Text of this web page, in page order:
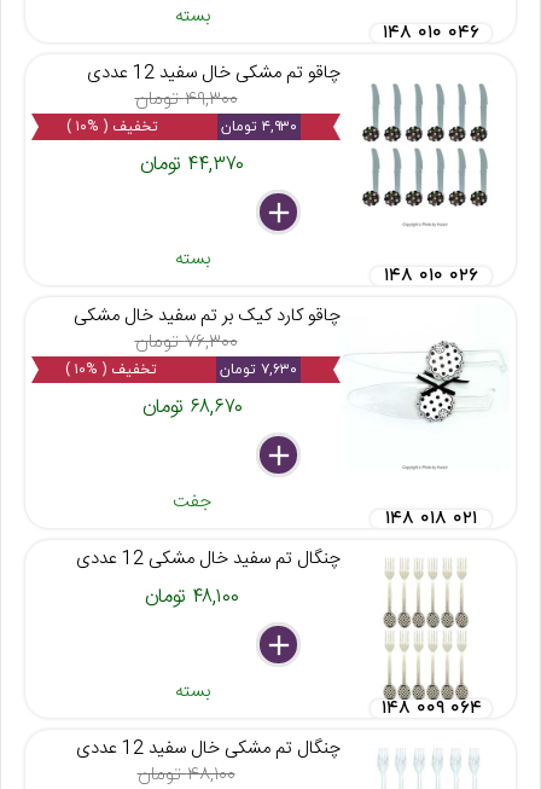
بسته
۱۴۸ ۰۱۰ ۰۴۶
چاقو تم مشکی خال سفید 12 عددی
۴۹,۳۰۰ تومان
۴,۹۳۰ تومان تخفیف ( %۱۰ )
۴۴,۳۷۰ تومان
delete
remove
add
بسته
۱۴۸ ۰۱۰ ۰۲۶
چاقو کارد کیک بر تم سفید خال مشکی
۷۶,۳۰۰ تومان
۷,۶۳۰ تومان تخفیف ( %۱۰ )
۶۸,۶۷۰ تومان
delete
remove
add
جفت
۱۴۸ ۰۱۸ ۰۲۱
چنگال تم سفید خال مشکی 12 عددی
۴۸,۱۰۰ تومان
delete
remove
add
بسته
۱۴۸ ۰۰۹ ۰۶۴
چنگال تم مشکی خال سفید 12 عددی
۴۸,۱۰۰ تومان